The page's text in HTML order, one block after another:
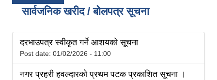
सार्वजनिक खरीद / बोलपत्र सूचना
दरभाउपत्र स्वीकृत गर्ने आशयको सूचना
Post date: 01/02/2026 - 11:00
नगर प्रहरी हवल्दारको प्रथम पटक प्रकाशित सूचना ।